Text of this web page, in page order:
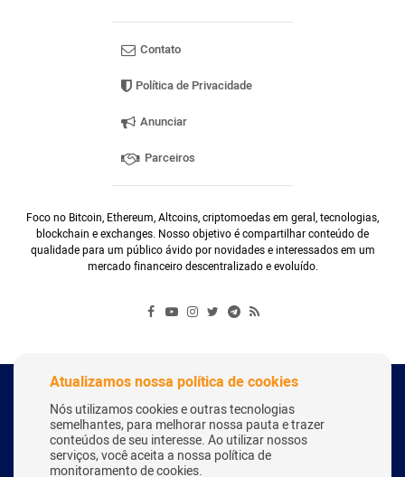
Contato
Política de Privacidade
Anunciar
Parceiros
Foco no Bitcoin, Ethereum, Altcoins, criptomoedas em geral, tecnologias,
blockchain e exchanges. Nosso objetivo é compartilhar conteúdo de
qualidade para um público ávido por novidades e interessados em um
mercado financeiro descentralizado e evoluído.
Copyright Webitcoin 2018 - Todos os Direitos Reservados
Desenvolvido por: Herick Correa
Atualizamos nossa política de cookies
Nós utilizamos cookies e outras tecnologias
semelhantes, para melhorar nossa pauta e trazer
conteúdos de seu interesse. Ao utilizar nossos
serviços, você aceita a nossa política de
monitoramento de cookies.